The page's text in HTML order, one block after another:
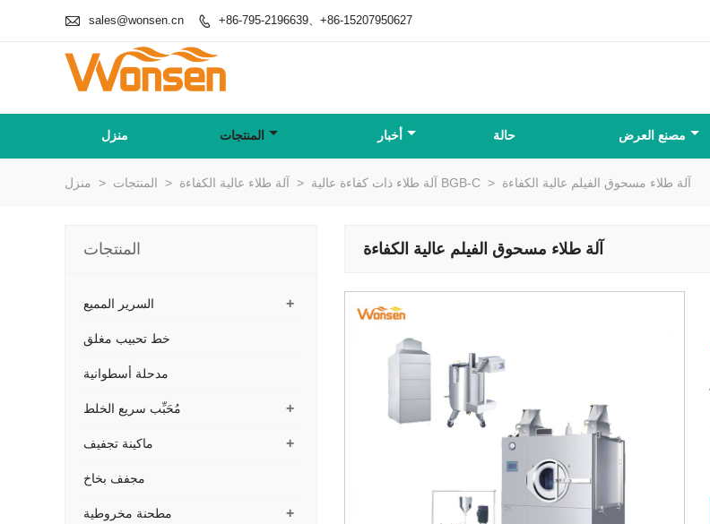
 sales@wonsen.cn  +86-795-2196639、+86-15207950627
منزل المنتجات أخبار حالة مصنع العرض
منزل > المنتجات > آلة طلاء عالية الكفاءة > آلة طلاء ذات كفاءة عالية BGB-C > آلة طلاء مسحوق الفيلم عالية الكفاءة
آلة طلاء مسحوق الفيلم عالية الكفاءة المنتجات
+ السرير المميع
خط تحبيب مغلق
مدحلة أسطوانية
+ مُحَبِّب سريع الخلط
+ ماكينة تجفيف
مجفف بخاخ
+ مطحنة مخروطية